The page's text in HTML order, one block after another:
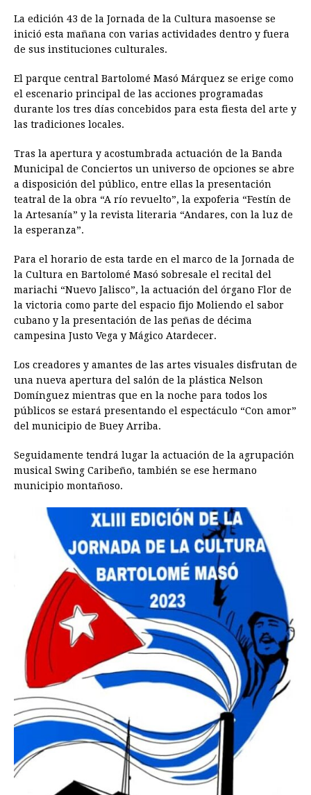
La edición 43 de la Jornada de la Cultura masoense se
inició esta mañana con varias actividades dentro y fuera
de sus instituciones culturales.
El parque central Bartolomé Masó Márquez se erige como
el escenario principal de las acciones programadas
durante los tres días concebidos para esta fiesta del arte y
las tradiciones locales.
Tras la apertura y acostumbrada actuación de la Banda
Municipal de Conciertos un universo de opciones se abre
a disposición del público, entre ellas la presentación
teatral de la obra “A río revuelto”, la expoferia “Festín de
la Artesanía” y la revista literaria “Andares, con la luz de
la esperanza”.
Para el horario de esta tarde en el marco de la Jornada de
la Cultura en Bartolomé Masó sobresale el recital del
mariachi “Nuevo Jalisco”, la actuación del órgano Flor de
la victoria como parte del espacio fijo Moliendo el sabor
cubano y la presentación de las peñas de décima
campesina Justo Vega y Mágico Atardecer.
Los creadores y amantes de las artes visuales disfrutan de
una nueva apertura del salón de la plástica Nelson
Domínguez mientras que en la noche para todos los
públicos se estará presentando el espectáculo “Con amor”
del municipio de Buey Arriba.
Seguidamente tendrá lugar la actuación de la agrupación
musical Swing Caribeño, también se ese hermano
municipio montañoso.